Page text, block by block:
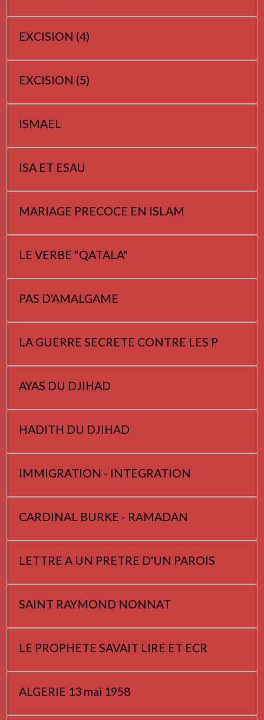
EXCISION (4)
EXCISION (5)
ISMAEL
ISA ET ESAU
MARIAGE PRECOCE EN ISLAM
LE VERBE "QATALA"
PAS D'AMALGAME
LA GUERRE SECRETE CONTRE LES P
AYAS DU DJIHAD
HADITH DU DJIHAD
IMMIGRATION - INTEGRATION
CARDINAL BURKE - RAMADAN
LETTRE A UN PRETRE D'UN PAROIS
SAINT RAYMOND NONNAT
LE PROPHETE SAVAIT LIRE ET ECR
ALGERIE 13 mai 1958